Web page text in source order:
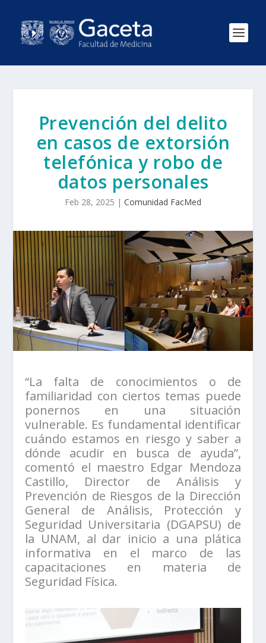
Prevención del delito
en casos de extorsión
telefónica y robo de
datos personales
Feb 28, 2025 | Comunidad FacMed
“La falta de conocimientos o de
familiaridad con ciertos temas puede
ponernos en una situación
vulnerable. Es fundamental identificar
cuándo estamos en riesgo y saber a
dónde acudir en busca de ayuda”,
comentó el maestro Edgar Mendoza
Castillo, Director de Análisis y
Prevención de Riesgos de la Dirección
General de Análisis, Protección y
Seguridad Universitaria (DGAPSU) de
la UNAM, al dar inicio a una plática
informativa en el marco de las
capacitaciones en materia de
Seguridad Física.